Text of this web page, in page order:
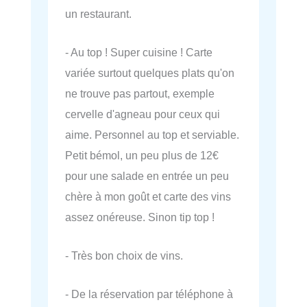
un restaurant.
- Au top ! Super cuisine ! Carte
variée surtout quelques plats qu'on
ne trouve pas partout, exemple
cervelle d'agneau pour ceux qui
aime. Personnel au top et serviable.
Petit bémol, un peu plus de 12€
pour une salade en entrée un peu
chère à mon goût et carte des vins
assez onéreuse. Sinon tip top !
- Très bon choix de vins.
- De la réservation par téléphone à